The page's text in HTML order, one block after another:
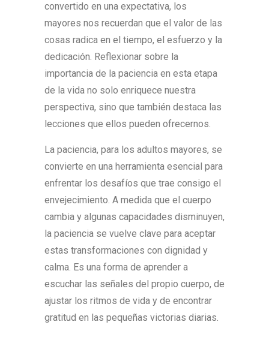
convertido en una expectativa, los
mayores nos recuerdan que el valor de las
cosas radica en el tiempo, el esfuerzo y la
dedicación. Reflexionar sobre la
importancia de la paciencia en esta etapa
de la vida no solo enriquece nuestra
perspectiva, sino que también destaca las
lecciones que ellos pueden ofrecernos.
La paciencia, para los adultos mayores, se
convierte en una herramienta esencial para
enfrentar los desafíos que trae consigo el
envejecimiento. A medida que el cuerpo
cambia y algunas capacidades disminuyen,
la paciencia se vuelve clave para aceptar
estas transformaciones con dignidad y
calma. Es una forma de aprender a
escuchar las señales del propio cuerpo, de
ajustar los ritmos de vida y de encontrar
gratitud en las pequeñas victorias diarias.